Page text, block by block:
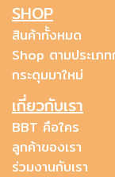
SHOP
สินค้าทั้งหมด
Shop ตามประเภ
กระดุมมาใหม่
เกี่ยวกับเรา
BBT คือใคร
ลูกค้าของเรา
ร่วมงานกับเรา